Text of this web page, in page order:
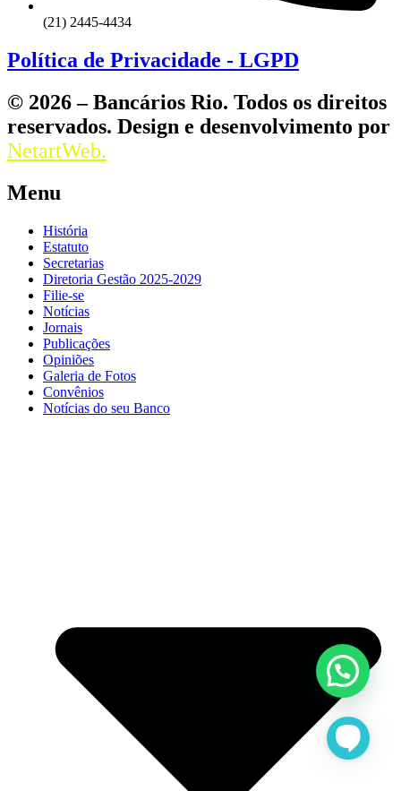
(21) 2445-4434
Política de Privacidade - LGPD
© 2026 – Bancários Rio. Todos os direitos
reservados. Design e desenvolvimento por
NetartWeb.
Menu
História
Estatuto
Secretarias
Diretoria Gestão 2025-2029
Filie-se
Notícias
Jornais
Publicações
Opiniões
Galeria de Fotos
Convênios
Notícias do seu Banco